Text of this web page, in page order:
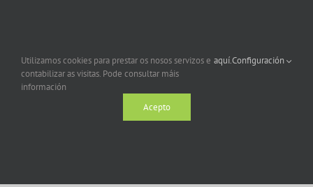
Utilizamos cookies para prestar os nosos servizos e
contabilizar as visitas. Pode consultar máis
información
aquí.Configuración
Acepto